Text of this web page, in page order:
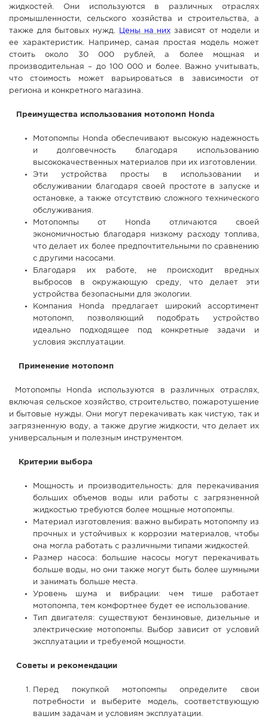
КОНКУРСЫ
СТАТЬИ
ГОЛОСОВАНИЯ
ФОТО
жидкостей. Они используются в различных отраслях
промышленности, сельского хозяйства и строительства, а
также для бытовых нужд.
Цены на них зависят от модели и
ее характеристик. Например, самая простая модель может
стоить около 30 000 рублей, а более мощная и
производительная – до 100 000 и более. Важно учитывать,
что стоимость может варьироваться в зависимости от
региона и конкретного магазина.
Преимущества использования мотопомп Honda
Мотопомпы Honda обеспечивают высокую надежность
и долговечность благодаря использованию
высококачественных материалов при их изготовлении.
Эти устройства просты в использовании и
обслуживании благодаря своей простоте в запуске и
остановке, а также отсутствию сложного технического
обслуживания.
Мотопомпы от Honda отличаются своей
экономичностью благодаря низкому расходу топлива,
что делает их более предпочтительными по сравнению
с другими насосами.
Благодаря их работе, не происходит вредных
выбросов в окружающую среду, что делает эти
устройства безопасными для экологии.
Компания Honda предлагает широкий ассортимент
мотопомп, позволяющий подобрать устройство
идеально подходящее под конкретные задачи и
условия эксплуатации.
Применение мотопомп
Мотопомпы Honda используются в различных отраслях,
включая сельское хозяйство, строительство, пожаротушение
и бытовые нужды. Они могут перекачивать как чистую, так и
загрязненную воду, а также другие жидкости, что делает их
универсальным и полезным инструментом.
Критерии выбора
Мощность и производительность: для перекачивания
больших объемов воды или работы с загрязненной
жидкостью требуются более мощные мотопомпы.
Материал изготовления: важно выбирать мотопомпу из
прочных и устойчивых к коррозии материалов, чтобы
она могла работать с различными типами жидкостей.
Размер насоса: большие насосы могут перекачивать
больше воды, но они также могут быть более шумными
и занимать больше места.
Уровень шума и вибрации: чем тише работает
мотопомпа, тем комфортнее будет ее использование.
Тип двигателя: существуют бензиновые, дизельные и
электрические мотопомпы. Выбор зависит от условий
эксплуатации и требуемой мощности.
Советы и рекомендации
Перед покупкой мотопомпы определите свои
потребности и выберите модель, соответствующую
вашим задачам и условиям эксплуатации.